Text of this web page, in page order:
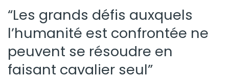
“Les grands défis auxquels
l’humanité est confrontée ne
peuvent se résoudre en
faisant cavalier seul”